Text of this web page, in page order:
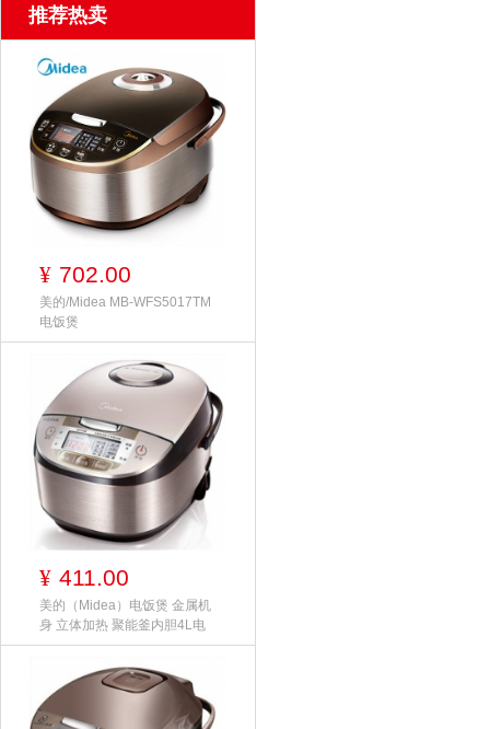
推荐热卖
¥ 702.00
美的/Midea MB-WFS5017TM
电饭煲
¥ 411.00
美的（Midea）电饭煲 金属机
身 立体加热 聚能釜内胆4L电
饭